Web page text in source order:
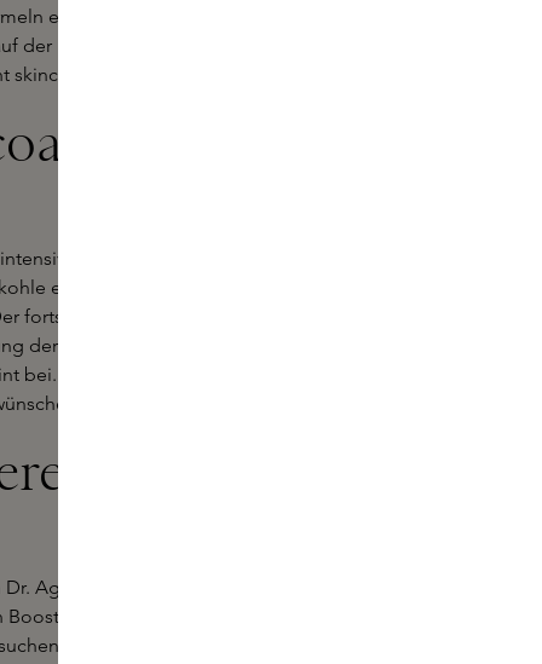
enthalten hochwirksame
der Haut wirken. Von der
einfach, aber effektiv.
Face
die Poren und verleiht der
entfernt die Maske
fortschrittliche Inhaltsstoff
der Hautzellen, regt den
bei. Eine kluge Wahl für alle, die
Skins
Age Produkte für Ihre
eine gezielte Reinigung
- mit Dr. Age geben Sie Ihrer